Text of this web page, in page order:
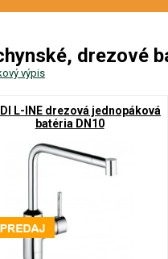
drezové
výpis
L-INE drezová jednopáková
batéria DN10